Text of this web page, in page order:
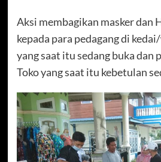
Aksi membagikan masker dan
kepada para pedagang di
yang saat itu sedang buka dan
Toko yang saat itu kebetulan